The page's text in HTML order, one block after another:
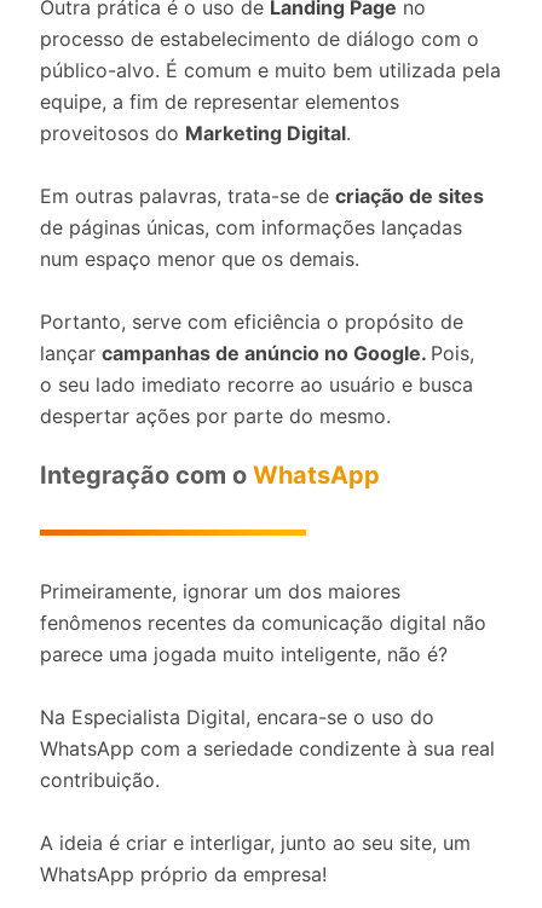
Outra prática é o uso de Landing Page no
processo de estabelecimento de diálogo com o
público-alvo. É comum e muito bem utilizada pela
equipe, a fim de representar elementos
proveitosos do Marketing Digital.
Em outras palavras, trata-se de criação de sites
de páginas únicas, com informações lançadas
num espaço menor que os demais.
Portanto, serve com eficiência o propósito de
lançar campanhas de anúncio no Google. Pois,
o seu lado imediato recorre ao usuário e busca
despertar ações por parte do mesmo.
Integração com o WhatsApp
Primeiramente, ignorar um dos maiores
fenômenos recentes da comunicação digital não
parece uma jogada muito inteligente, não é?
Na Especialista Digital, encara-se o uso do
WhatsApp com a seriedade condizente à sua real
contribuição.
A ideia é criar e interligar, junto ao seu site, um
WhatsApp próprio da empresa!